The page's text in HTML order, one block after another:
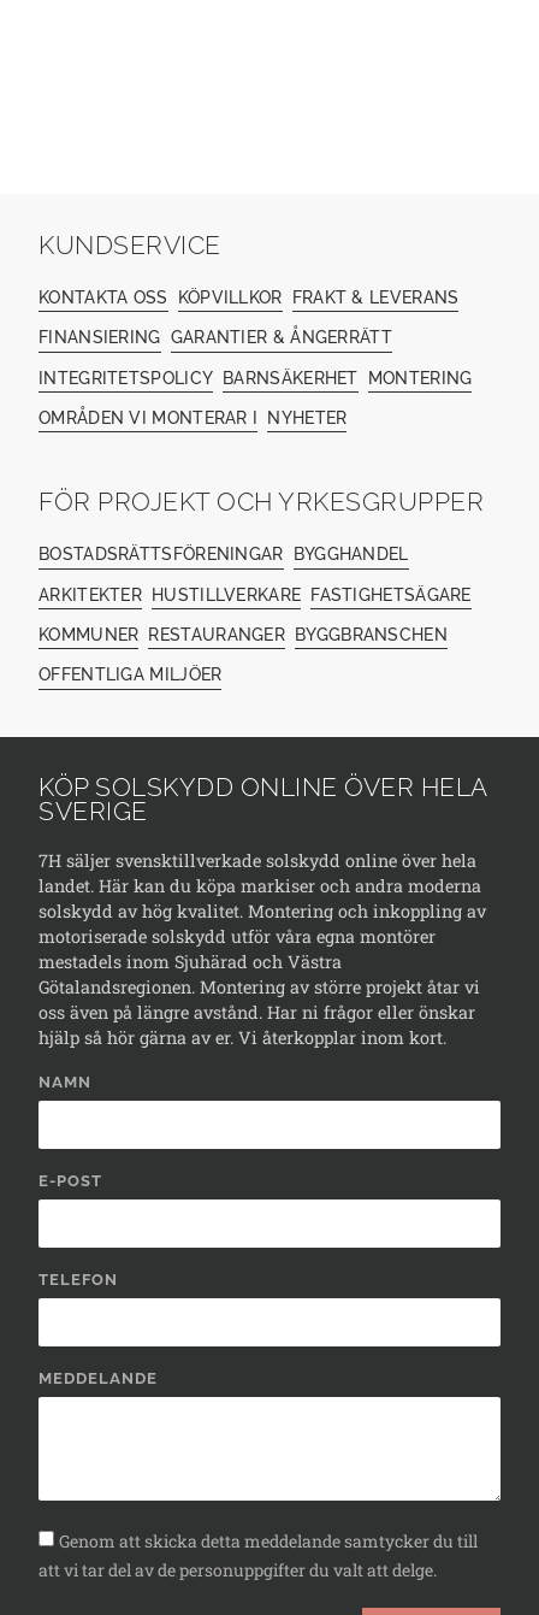
KUNDSERVICE
KONTAKTA OSS KÖPVILLKOR FRAKT & LEVERANS
FINANSIERING GARANTIER & ÅNGERRÄTT
INTEGRITETSPOLICY BARNSÄKERHET MONTERING
OMRÅDEN VI MONTERAR I NYHETER
FÖR PROJEKT OCH YRKESGRUPPER
BOSTADSRÄTTSFÖRENINGAR BYGGHANDEL
ARKITEKTER HUSTILLVERKARE FASTIGHETSÄGARE
KOMMUNER RESTAURANGER BYGGBRANSCHEN
OFFENTLIGA MILJÖER
KÖP SOLSKYDD ONLINE ÖVER HELA
SVERIGE
7H säljer svensktillverkade solskydd online över hela
landet. Här kan du köpa markiser och andra moderna
solskydd av hög kvalitet. Montering och inkoppling av
motoriserade solskydd utför våra egna montörer
mestadels inom Sjuhärad och Västra
Götalandsregionen. Montering av större projekt åtar vi
oss även på längre avstånd. Har ni frågor eller önskar
hjälp så hör gärna av er. Vi återkopplar inom kort.
NAMN
E-POST
TELEFON
MEDDELANDE
Genom att skicka detta meddelande samtycker du till
att vi tar del av de personuppgifter du valt att delge.